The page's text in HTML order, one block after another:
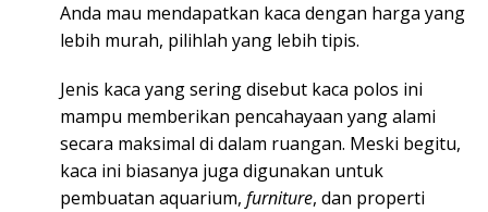
Anda mau mendapatkan kaca dengan harga yang
lebih murah, pilihlah yang lebih tipis.
Jenis kaca yang sering disebut kaca polos ini
mampu memberikan pencahayaan yang alami
secara maksimal di dalam ruangan. Meski begitu,
kaca ini biasanya juga digunakan untuk
pembuatan aquarium, furniture, dan properti